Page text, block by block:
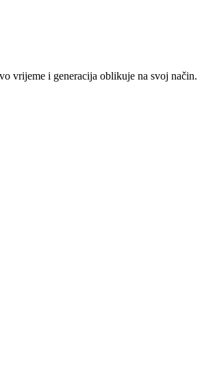
vrijeme i generacija oblikuje na svoj način.